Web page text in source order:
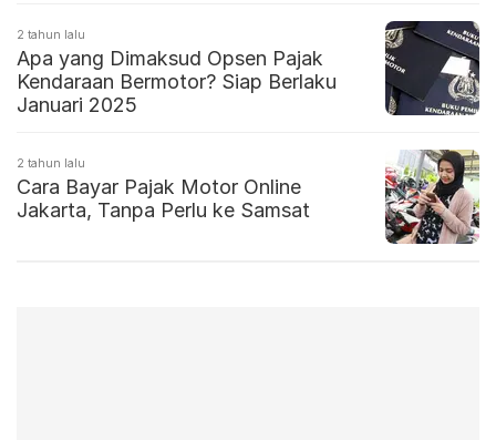
2 tahun lalu
Apa yang Dimaksud Opsen Pajak
Kendaraan Bermotor? Siap Berlaku
Januari 2025
2 tahun lalu
Cara Bayar Pajak Motor Online
Jakarta, Tanpa Perlu ke Samsat